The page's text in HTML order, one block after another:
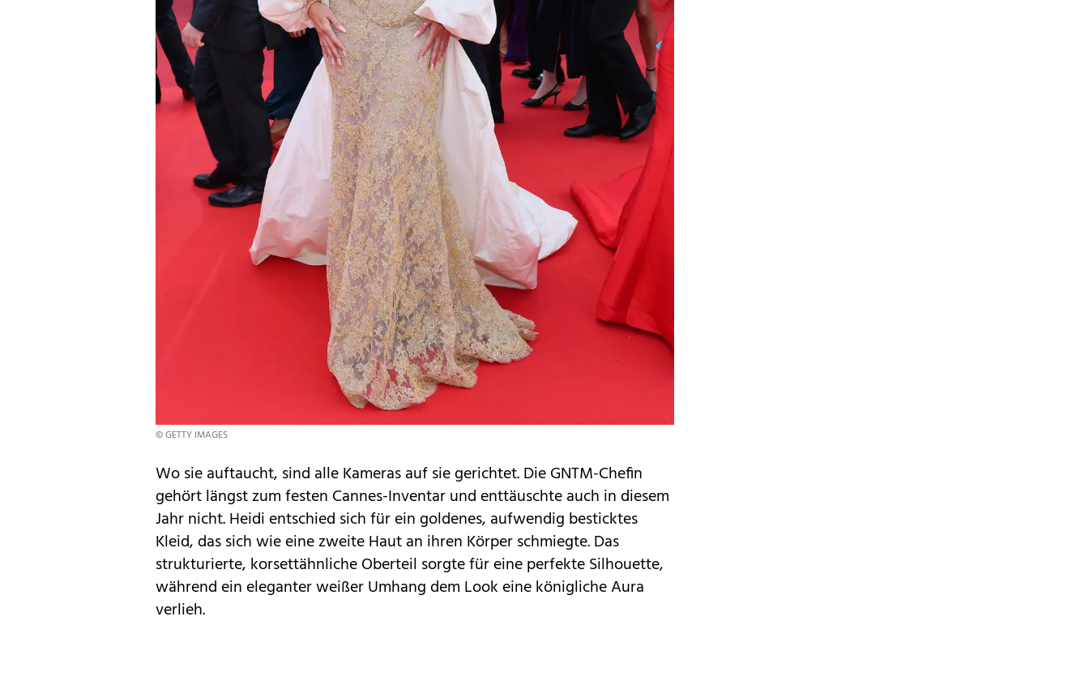
© GETTY IMAGES
Wo sie auftaucht, sind alle Kameras auf sie gerichtet. Die GNTM-Chefin
gehört längst zum festen Cannes-Inventar und enttäuschte auch in diesem
Jahr nicht. Heidi entschied sich für ein goldenes, aufwendig besticktes
Kleid, das sich wie eine zweite Haut an ihren Körper schmiegte. Das
strukturierte, korsettähnliche Oberteil sorgte für eine perfekte Silhouette,
während ein eleganter weißer Umhang dem Look eine königliche Aura
verlieh.